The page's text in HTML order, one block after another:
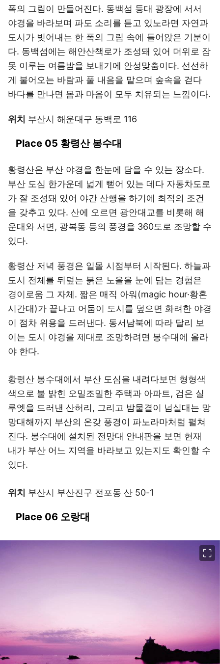
폭의 그림이 만들어진다. 동백섬 등대 광장에 서서
야경을 바라보며 파도 소리를 듣고 있노라면 자연과
도시가 빚어내는 한 폭의 그림 속에 들어앉은 기분이
다. 동백섬에는 해안산책로가 조성돼 있어 더위로 잠
못 이루는 여름밤을 보내기에 안성맞춤이다. 선선하
게 불어오는 바람과 풀 내음을 맡으며 숲속을 걷다
바다를 만나면 몸과 마음이 모두 치유되는 느낌이다.
위치 부산시 해운대구 동백로 116
Place 05 황령산 봉수대
황령산은 부산 야경을 한눈에 담을 수 있는 장소다.
부산 도심 한가운데 넓게 뻗어 있는 데다 자동차도로
가 잘 조성돼 있어 야간 산행을 하기에 최적의 조건
을 갖추고 있다. 산에 오르면 광안대교를 비롯해 해
운대와 서면, 광복동 등의 풍경을 360도로 조망할 수
있다.
황령산 저녁 풍경은 일몰 시점부터 시작된다. 하늘과
도시 전체를 뒤덮는 붉은 노을을 눈에 담는 경험은
경이로움 그 자체. 짧은 매직 아워(magic hour·황혼
시간대)가 끝나고 어둠이 도시를 덮으면 화려한 야경
이 점차 위용을 드러낸다. 동서남북에 따라 달리 보
이는 도시 야경을 제대로 조망하려면 봉수대에 올라
야 한다.
황령산 봉수대에서 부산 도심을 내려다보면 형형색
색으로 불 밝힌 오밀조밀한 주택과 아파트, 검은 실
루엣을 드러낸 산허리, 그리고 밤물결이 넘실대는 망
망대해까지 부산의 온갖 풍경이 파노라마처럼 펼쳐
진다. 봉수대에 설치된 전망대 안내판을 보면 현재
내가 부산 어느 지역을 바라보고 있는지도 확인할 수
있다.
위치 부산시 부산진구 전포동 산 50-1
Place 06 오랑대